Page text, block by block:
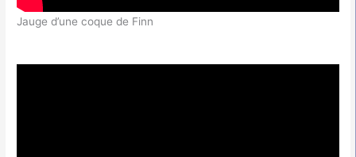
Jauge d’une coque de Finn